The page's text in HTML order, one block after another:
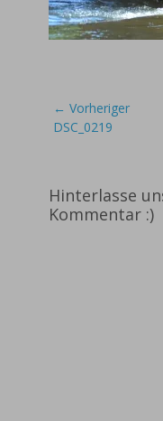
← Vorheriger
Vorheriger
DSC_0219
Hinterlasse
Kommentar :)